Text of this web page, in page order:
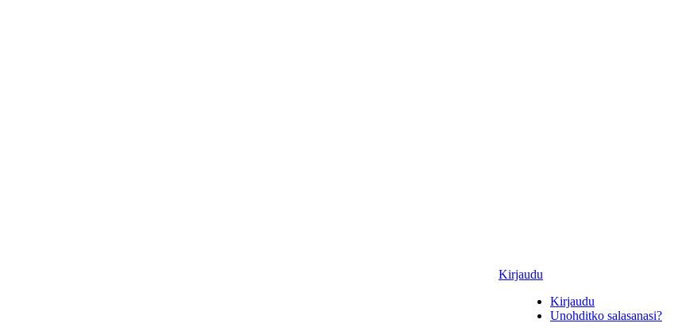
Kirjaudu
Kirjaudu
Unohditko salasanasi?